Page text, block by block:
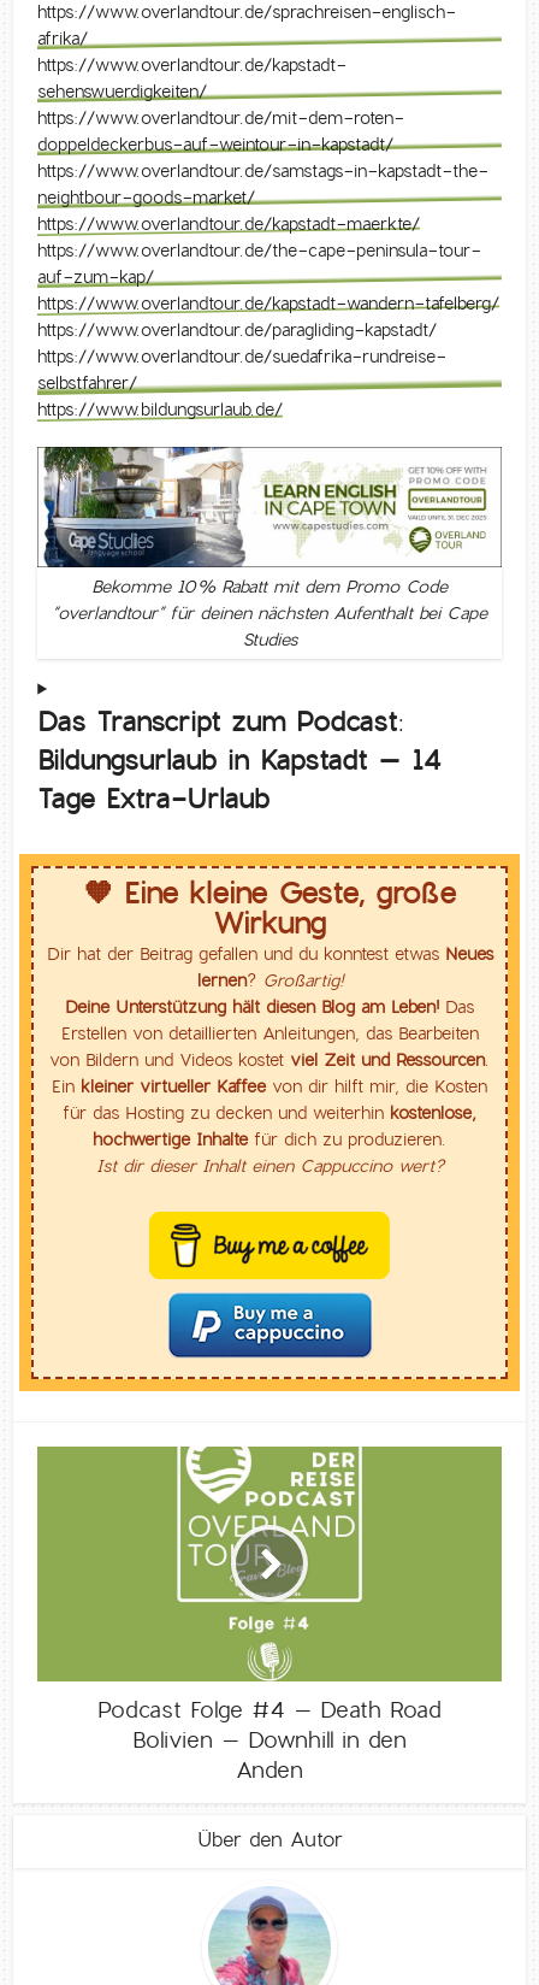
https://www.overlandtour.de/sprachreisen-englisch-
afrika/
https://www.overlandtour.de/kapstadt-
sehenswuerdigkeiten/
https://www.overlandtour.de/mit-dem-roten-
doppeldeckerbus-auf-weintour-in-kapstadt/
https://www.overlandtour.de/samstags-in-kapstadt-the-
neightbour-goods-market/
https://www.overlandtour.de/kapstadt-maerkte/
https://www.overlandtour.de/the-cape-peninsula-tour-
auf-zum-kap/
https://www.overlandtour.de/kapstadt-wandern-tafelberg/
https://www.overlandtour.de/paragliding-kapstadt/
https://www.overlandtour.de/suedafrika-rundreise-
selbstfahrer/
https://www.bildungsurlaub.de/
Bekomme 10% Rabatt mit dem Promo Code
“overlandtour” für deinen nächsten Aufenthalt bei Cape
Studies
Das Transcript zum Podcast:
Bildungsurlaub in Kapstadt – 14
Tage Extra-Urlaub
🧡 Eine kleine Geste, große
Wirkung
Dir hat der Beitrag gefallen und du konntest etwas Neues
lernen? Großartig!
Deine Unterstützung hält diesen Blog am Leben! Das
Erstellen von detaillierten Anleitungen, das Bearbeiten
von Bildern und Videos kostet viel Zeit und Ressourcen.
Ein kleiner virtueller Kaffeevon dir hilft mir, die Kosten
für das Hosting zu decken und weiterhin kostenlose,
hochwertige Inhaltefür dich zu produzieren.
Ist dir dieser Inhalt einen Cappuccino wert?
Podcast Folge #4 – Death Road
Bolivien – Downhill in den
Anden
Über den Autor